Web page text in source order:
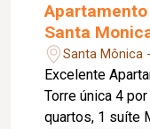
Santa
Santa Mônica
Excelente
Torre única 4 por andar
quartos, 1 suíte